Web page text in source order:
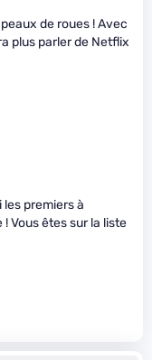
de roues ! Avec
plus parler de Netflix
les premiers à
Vous êtes sur la liste